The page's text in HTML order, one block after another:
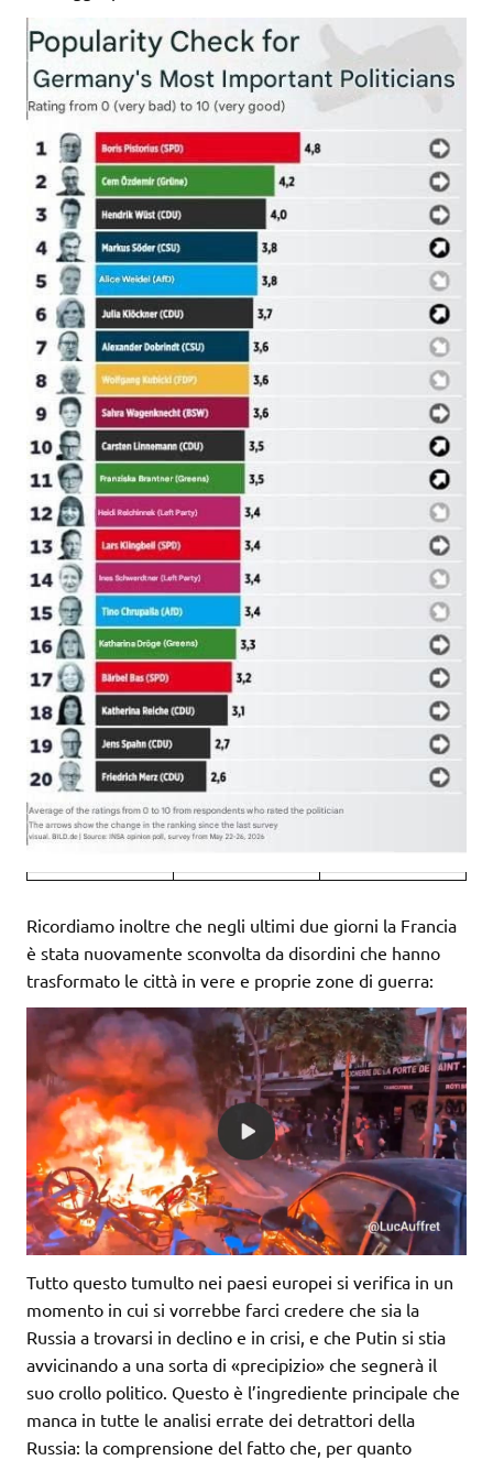
Ricordiamo inoltre che negli ultimi due giorni la Francia
è stata nuovamente sconvolta da disordini che hanno
trasformato le città in vere e proprie zone di guerra:
Tutto questo tumulto nei paesi europei si verifica in un
momento in cui si vorrebbe farci credere che sia la
Russia a trovarsi in declino e in crisi, e che Putin si stia
avvicinando a una sorta di «precipizio» che segnerà il
suo crollo politico. Questo è l’ingrediente principale che
manca in tutte le analisi errate dei detrattori della
Russia: la comprensione del fatto che, per quanto